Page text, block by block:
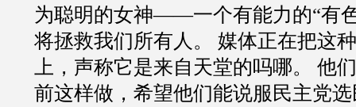
为聪明的女神——一个有能力的“有
将拯救我们所有人。 媒体正在把这
上，声称它是来自天堂的吗哪。 他
前这样做，希望他们能说服民主党